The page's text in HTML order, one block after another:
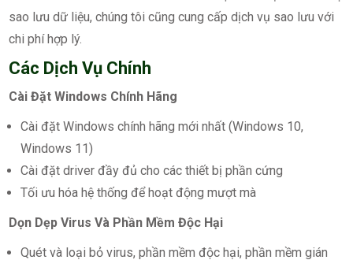
sao lưu dữ liệu, chúng tôi cũng cung cấp dịch vụ sao lưu với
chi phí hợp lý.
Các Dịch Vụ Chính
Cài Đặt Windows Chính Hãng
Cài đặt Windows chính hãng mới nhất (Windows 10,
Windows 11)
Cài đặt driver đầy đủ cho các thiết bị phần cứng
Tối ưu hóa hệ thống để hoạt động mượt mà
Dọn Dẹp Virus Và Phần Mềm Độc Hại
Quét và loại bỏ virus, phần mềm độc hại, phần mềm gián